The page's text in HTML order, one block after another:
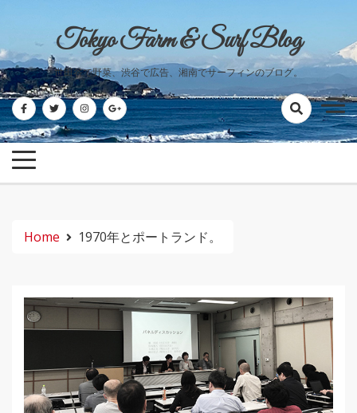
content
Tokyo Farm & Surf Blog
世田谷で野菜、渋谷で広告、湘南でサーフィンのブログ。
Home 1970年とポートランド。